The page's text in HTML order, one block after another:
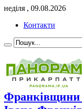
неділя , 09.08.2026
Контакти